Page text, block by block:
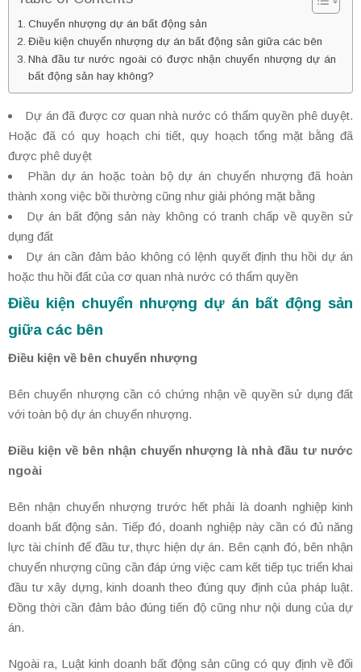
Chuyển nhượng dự án bất động sản
Điều kiện chuyển nhượng dự án bất động sản giữa các bên
Nhà đầu tư nước ngoài có được nhận chuyển nhượng dự án
bất động sản hay không?
Dự án đã được cơ quan nhà nước có thẩm quyền phê duyệt.
Hoặc đã có quy hoạch chi tiết, quy hoạch tổng mặt bằng đã
được phê duyệt
Phần dự án hoặc toàn bộ dự án chuyển nhượng đã hoàn
thành xong việc bồi thường cũng như giải phóng mặt bằng
Dự án bất động sản này không có tranh chấp về quyền sử
dụng đất
Dự án cần đảm bảo không có lệnh quyết định thu hồi dự án
hoặc thu hồi đất của cơ quan nhà nước có thẩm quyền
Điều kiện chuyển nhượng dự án bất động sản
giữa các bên
Điều kiện về bên chuyển nhượng
Bên chuyển nhượng cần có chứng nhận về quyền sử dụng đất
với toàn bộ dự án chuyển nhượng.
Điều kiện về bên nhận chuyển nhượng là nhà đầu tư nước
ngoài
Bên nhận chuyển nhượng trước hết phải là doanh nghiệp kinh
doanh bất động sản. Tiếp đó, doanh nghiệp này cần có đủ năng
lực tài chính để đầu tư, thực hiện dự án. Bên cạnh đó, bên nhận
chuyển nhượng cũng cần đáp ứng việc cam kết tiếp tục triển khai
đầu tư xây dựng, kinh doanh theo đúng quy định của pháp luật.
Đồng thời cần đảm bảo đúng tiến độ cũng như nội dung của dự
án.
Ngoài ra, Luật kinh doanh bất động sản cũng có quy định về đối